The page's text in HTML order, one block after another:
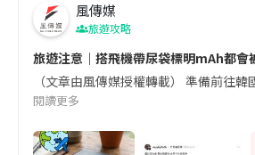
風傳媒
旅遊攻略
旅遊注意｜搭飛機帶尿袋標明mAh都
（文章由風傳媒授權轉載） 準備前往
閱讀更多